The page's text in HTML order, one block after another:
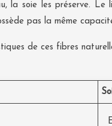
la soie les préserve.
pas la même
de ces fibres